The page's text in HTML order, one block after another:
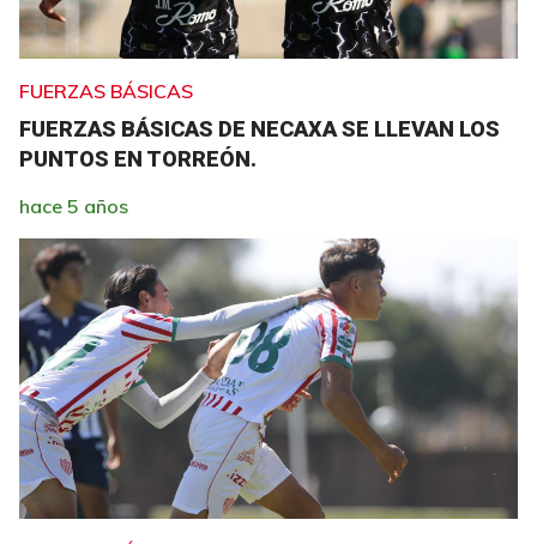
FUERZAS BÁSICAS
FUERZAS BÁSICAS DE NECAXA SE LLEVAN LOS
PUNTOS EN TORREÓN.
hace 5 años